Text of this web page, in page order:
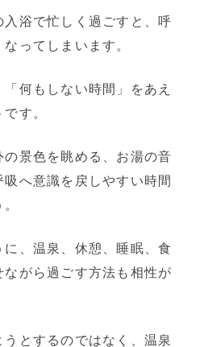
浴で忙しく過ごすと、呼
ってしまいます。
何もしない時間」をあえ
す。
景色を眺める、お湯の音
へ意識を戻しやすい時間
に、温泉、休憩、睡眠、食
がら過ごす方法も相性が
とするのではなく、温泉